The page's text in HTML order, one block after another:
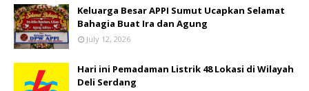
Keluarga Besar APPI Sumut Ucapkan Selamat
Bahagia Buat Ira dan Agung
July 12, 2026
Hari ini Pemadaman Listrik 48 Lokasi di Wilayah
Deli Serdang